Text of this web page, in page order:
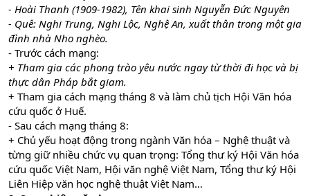
- Hoài Thanh (1909-1982), Tên khai sinh Nguyễn Đức Nguyên
- Quê: Nghi Trung, Nghi Lộc, Nghệ An, xuất thân trong một gia
đình nhà Nho nghèo.
- Trước cách mạng:
+ Tham gia các phong trào yêu nước ngay từ thời đi học và bị
thực dân Pháp bắt giam.
+ Tham gia cách mạng tháng 8 và làm chủ tịch Hội Văn hóa
cứu quốc ở Huế.
- Sau cách mạng tháng 8:
+ Chủ yếu hoạt động trong ngành Văn hóa – Nghệ thuật và
từng giữ nhiều chức vụ quan trọng: Tổng thư ký Hội Văn hóa
cứu quốc Việt Nam, Hội văn nghệ Việt Nam, Tổng thư ký Hội
Liên Hiệp văn học nghệ thuật Việt Nam…